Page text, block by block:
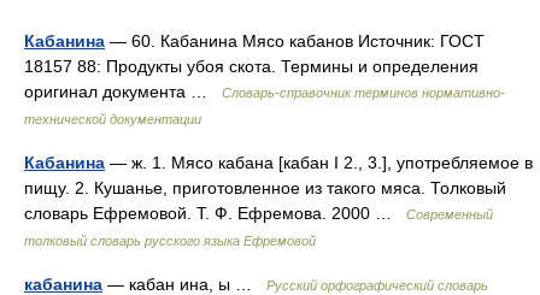
Кабанина — 60. Кабанина Мясо кабанов Источник: ГОСТ
18157 88: Продукты убоя скота. Термины и определения
оригинал документа …
Словарь-справочник терминов нормативно-
технической документации
Кабанина — ж. 1. Мясо кабана [кабан I 2., 3.], употребляемое в
пищу. 2. Кушанье, приготовленное из такого мяса. Толковый
словарь Ефремовой. Т. Ф. Ефремова. 2000 …
Современный
толковый словарь русского языка Ефремовой
кабанина — кабан ина, ы … Русский орфографический словарь